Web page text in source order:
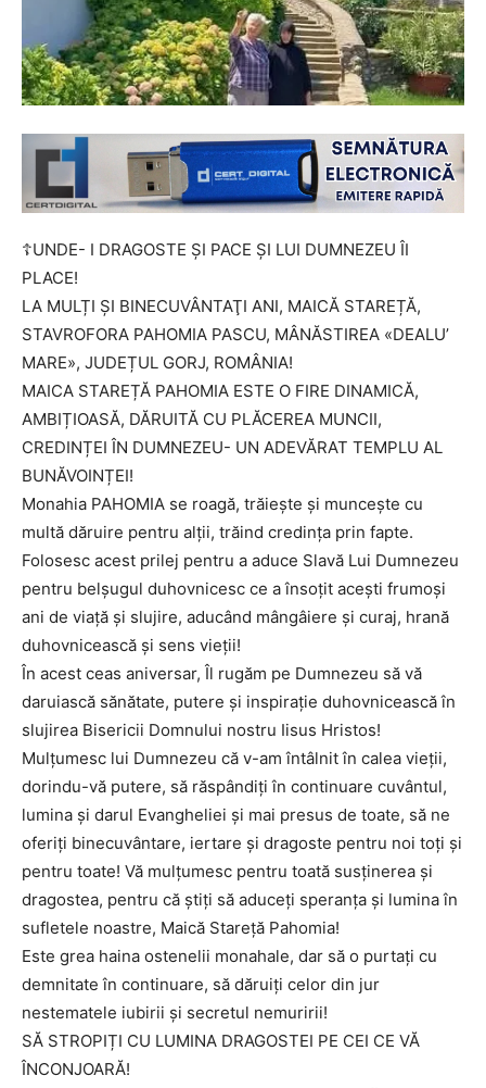
☦UNDE- I DRAGOSTE ȘI PACE ȘI LUI DUMNEZEU ÎI
PLACE!
LA MULȚI ŞI BINECUVÂNTAŢI ANI, MAICĂ STAREȚĂ,
STAVROFORA PAHOMIA PASCU, MÂNĂSTIREA «DEALU’
MARE», JUDEȚUL GORJ, ROMÂNIA!
MAICA STAREȚĂ PAHOMIA ESTE O FIRE DINAMICĂ,
AMBIȚIOASĂ, DĂRUITĂ CU PLĂCEREA MUNCII,
CREDINȚEI ÎN DUMNEZEU- UN ADEVĂRAT TEMPLU AL
BUNĂVOINȚEI!
Monahia PAHOMIA se roagă, trăiește și muncește cu
multă dăruire pentru alții, trăind credința prin fapte.
Folosesc acest prilej pentru a aduce Slavă Lui Dumnezeu
pentru belșugul duhovnicesc ce a însoțit acești frumoși
ani de viață și slujire, aducând mângâiere și curaj, hrană
duhovnicească și sens vieții!
În acest ceas aniversar, Îl rugăm pe Dumnezeu să vă
daruiască sănătate, putere și inspirație duhovnicească în
slujirea Bisericii Domnului nostru Iisus Hristos!
Mulțumesc lui Dumnezeu că v-am întâlnit în calea vieții,
dorindu-vă putere, să răspândiți în continuare cuvântul,
lumina și darul Evangheliei și mai presus de toate, să ne
oferiți binecuvântare, iertare și dragoste pentru noi toți și
pentru toate! Vă mulțumesc pentru toată susținerea și
dragostea, pentru că știți să aduceți speranța și lumina în
sufletele noastre, Maică Stareță Pahomia!
Este grea haina ostenelii monahale, dar să o purtați cu
demnitate în continuare, să dăruiți celor din jur
nestematele iubirii și secretul nemuririi!
SĂ STROPIȚI CU LUMINA DRAGOSTEI PE CEI CE VĂ
ÎNCONJOARĂ!